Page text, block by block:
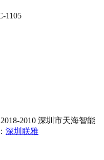
1105
2010 深圳市天海智能
： 深圳联雅